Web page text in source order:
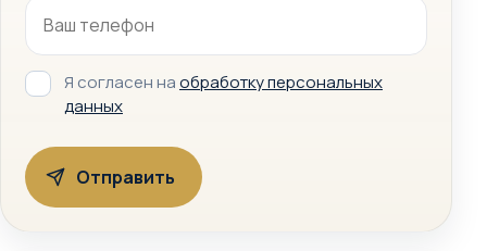
Я согласен наобработку персональных
данных